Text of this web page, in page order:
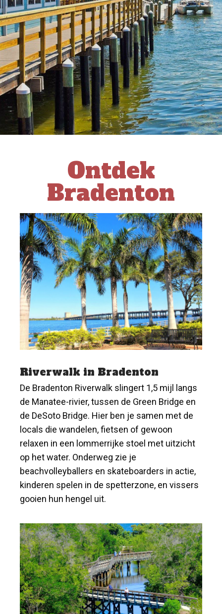
Ontdek
Bradenton
Riverwalk in Bradenton
De Bradenton Riverwalk slingert 1,5 mijl langs
de Manatee-rivier, tussen de Green Bridge en
de DeSoto Bridge. Hier ben je samen met de
locals die wandelen, fietsen of gewoon
relaxen in een lommerrijke stoel met uitzicht
op het water. Onderweg zie je
beachvolleyballers en skateboarders in actie,
kinderen spelen in de spetterzone, en vissers
gooien hun hengel uit.